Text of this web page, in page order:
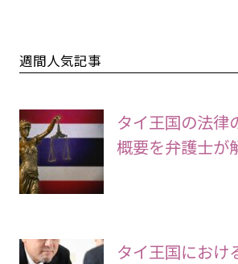
週間人気記事
タイ王国の法律
概要を弁護士が
タイ王国におけ